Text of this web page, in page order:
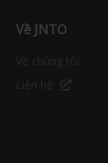
Về JNTO